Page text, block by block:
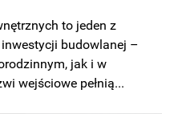
to jeden z
budowlanej –
jak i w
wejściowe pełnią...